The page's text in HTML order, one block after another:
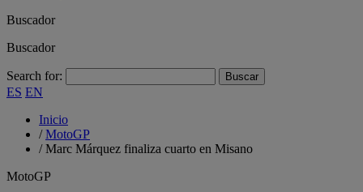
Buscador
Buscador
Search for:
ES EN
Inicio
/MotoGP
/Marc Márquez finaliza cuarto en Misano
MotoGP